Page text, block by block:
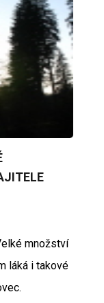
množství
láká i takové